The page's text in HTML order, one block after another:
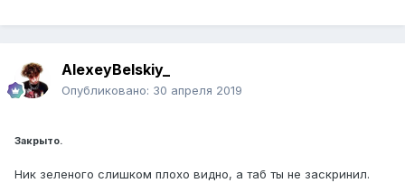
AlexeyBelskiy_
Опубликовано: 30 апреля 2019
Закрыто.
Ник зеленого слишком плохо видно, а таб ты не заскринил.